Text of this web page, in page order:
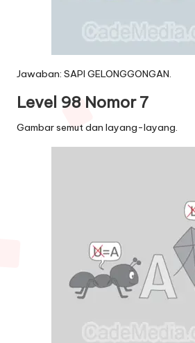
Jawaban: SAPI GELONGGONGAN.
Level 98 Nomor 7
Gambar semut dan layang-layang.